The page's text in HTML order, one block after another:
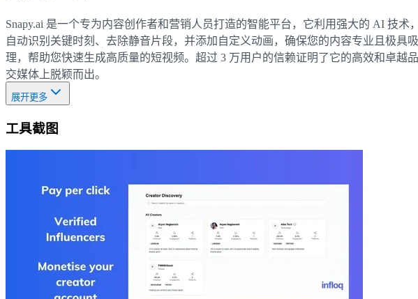
Snapy.ai 是一个专为内容创作者和营销人员打造的智能平台，它利用强大的 AI 技
自动识别关键时刻、去除静音片段，并添加自定义动画，确保您的内容专业且极具
理，帮助您快速生成高质量的短视频。超过 3 万用户的信赖证明了它的高效和卓越
交媒体上脱颖而出。
展开更多
工具截图